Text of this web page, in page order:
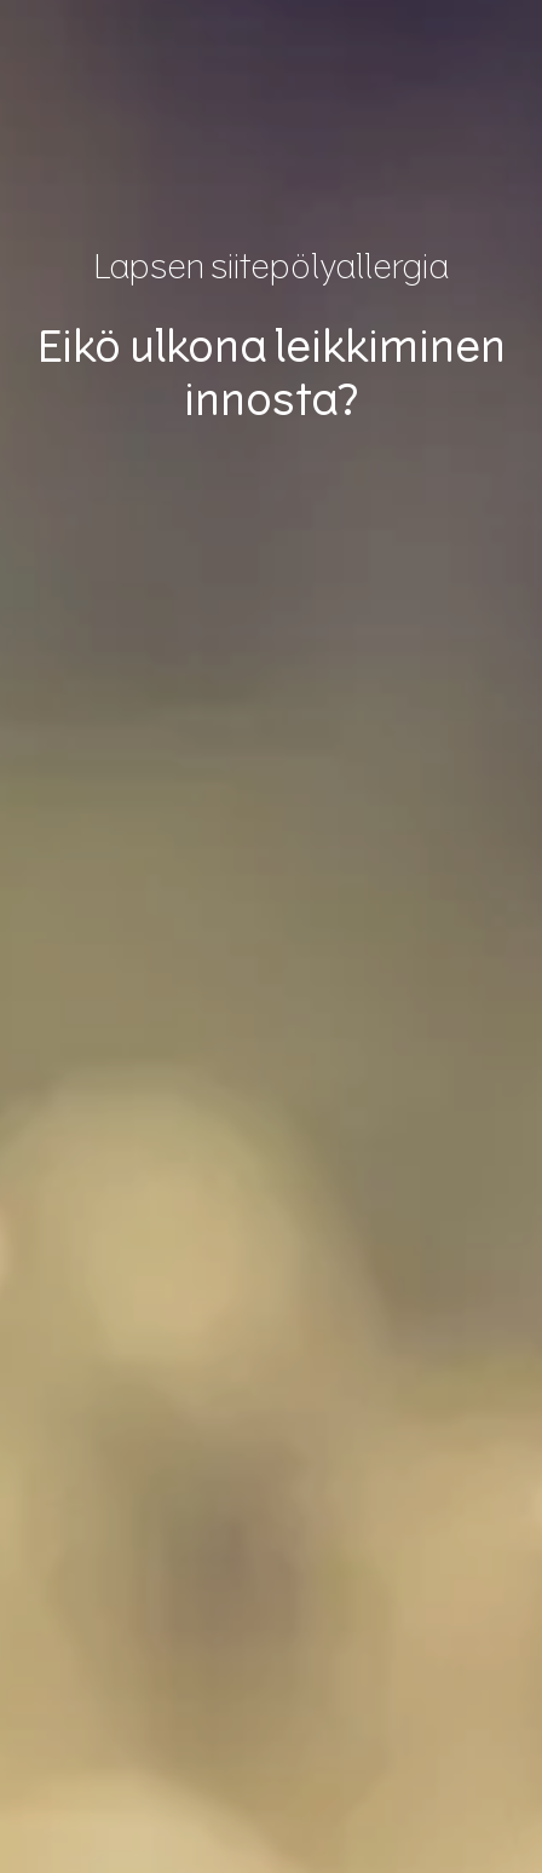
Lapsen siitepölyallergia
Eikö ulkona leikkiminen
innosta?